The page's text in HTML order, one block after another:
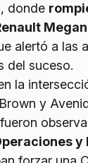
donde
alertó a las
del suceso.
la
y
y